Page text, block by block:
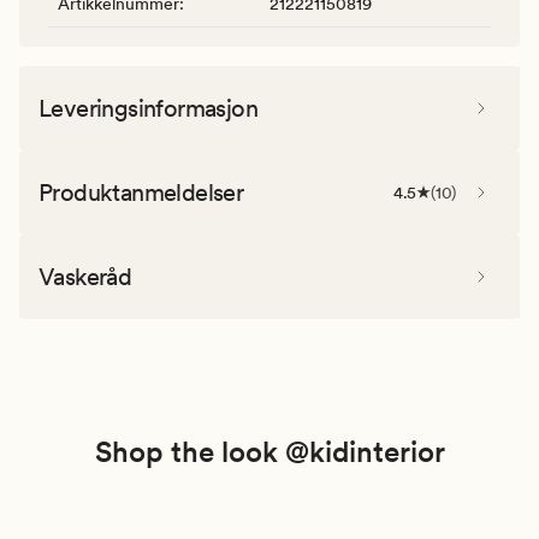
Leveringsinformasjon
Produktanmeldelser 4.5 (10)
Vaskeråd
Shop the look @kidinterior